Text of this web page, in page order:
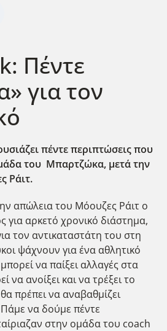
Πέντε
για τον
πέντε περιπτώσεις που
του Μπαρτζώκα, μετά την
Ράιτ.
απώλεια του Μόουζες Ράιτ ο
για αρκετό χρονικό διάστημα,
τον αντικαταστάτη του στη
ψάχνουν για ένα αθλητικό
να παίξει αλλαγές στα
να ανοίξει και να τρέξει το
πρέπει να αναβαθμίζει
να δούμε πέντε
στην ομάδα του coach